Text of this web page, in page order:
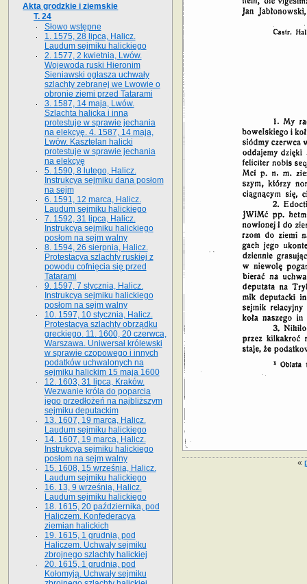
«
Akta grodzkie i ziemskie
T. 24
Słowo wstępne
1. 1575, 28 lipca, Halicz.
Laudum sejmiku halickiego
2. 1577, 2 kwietnia, Lwów.
Wojewoda ruski Hieronim
Sieniawski ogłasza uchwały
szlachty zebranej we Lwowie o
obronie ziemi przed Tatarami
3. 1587, 14 maja, Lwów.
Szlachta halicka i inna
protestuje w sprawie jechania
na elekcyę. 4. 1587, 14 maja,
Lwów. Kasztelan halicki
protestuje w sprawie jechania
na elekcyę
5. 1590, 8 lutego, Halicz.
Instrukcya sejmiku dana posłom
na sejm
6. 1591, 12 marca, Halicz.
Laudum sejmiku halickiego
7. 1592, 31 lipca, Halicz.
Instrukcya sejmiku halickiego
posłom na sejm walny
8. 1594, 26 sierpnia, Halicz.
Protestacya szlachty ruskiej z
powodu cofnięcia się przed
Tatarami
9. 1597, 7 stycznia, Halicz.
Instrukcya sejmiku halickiego
posłom na sejm walny
10. 1597, 10 stycznia, Halicz.
Protestacya szlachty obrządku
greckiego. 11. 1600, 20 czerwca,
Warszawa. Uniwersał królewski
w sprawie czopowego i innych
podatków uchwalonych na
sejmiku halickim 15 maja 1600
12. 1603, 31 lipca, Kraków.
Wezwanie króla do poparcia
jego przedłożeń na najbliższym
sejmiku deputackim
13. 1607, 19 marca, Halicz.
Laudum sejmiku halickiego
14. 1607, 19 marca, Halicz.
Instrukcya sejmiku halickiego
posłom na sejm walny
15. 1608, 15 września, Halicz.
Laudum sejmiku halickiego
16. 13, 9 września, Halicz.
Laudum sejmiku halickiego
18. 1615, 20 października, pod
Haliczem. Konfederacya
ziemian halickich
19. 1615, 1 grudnia, pod
Haliczem. Uchwały sejmiku
zbrojnego szlachty halickiej
20. 1615, 1 grudnia, pod
Kołomyją. Uchwały sejmiku